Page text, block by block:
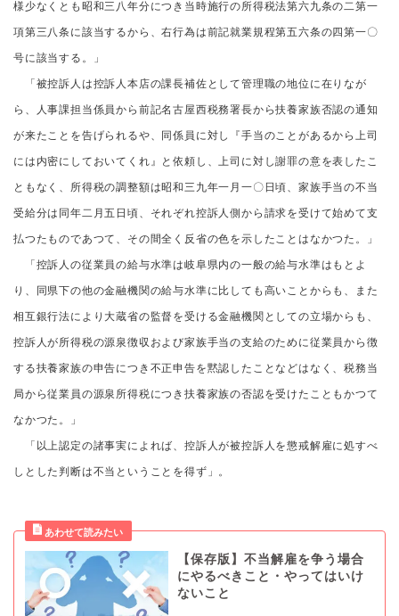
様少なくとも昭和三八年分につき当時施行の所得税法第六九条の二第一
項第三八条に該当するから、右行為は前記就業規程第五六条の四第一〇
号に該当する。」
「被控訴人は控訴人本店の課長補佐として管理職の地位に在りなが
ら、人事課担当係員から前記名古屋西税務署長から扶養家族否認の通知
が来たことを告げられるや、同係員に対し『手当のことがあるから上司
には内密にしておいてくれ』と依頼し、上司に対し謝罪の意を表したこ
ともなく、所得税の調整額は昭和三九年一月一〇日頃、家族手当の不当
受給分は同年二月五日頃、それぞれ控訴人側から請求を受けて始めて支
払つたものであつて、その間全く反省の色を示したことはなかつた。」
「控訴人の従業員の給与水準は岐阜県内の一般の給与水準はもとよ
り、同県下の他の金融機関の給与水準に比しても高いことからも、また
相互銀行法により大蔵省の監督を受ける金融機関としての立場からも、
控訴人が所得税の源泉徴収および家族手当の支給のために従業員から徴
する扶養家族の申告につき不正申告を黙認したことなどはなく、税務当
局から従業員の源泉所得税につき扶養家族の否認を受けたこともかつて
なかつた。」
「以上認定の諸事実によれば、控訴人が被控訴人を懲戒解雇に処すべ
しとした判断は不当ということを得ず」。
【保存版】不当解雇を争う場合
にやるべきこと・やってはいけ
ないこと